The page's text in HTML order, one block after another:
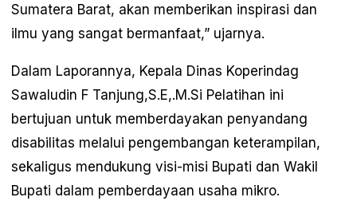
Sumatera Barat, akan memberikan inspirasi dan
ilmu yang sangat bermanfaat,” ujarnya.
Dalam Laporannya, Kepala Dinas Koperindag
Sawaludin F Tanjung,S.E,.M.Si Pelatihan ini
bertujuan untuk memberdayakan penyandang
disabilitas melalui pengembangan keterampilan,
sekaligus mendukung visi-misi Bupati dan Wakil
Bupati dalam pemberdayaan usaha mikro.